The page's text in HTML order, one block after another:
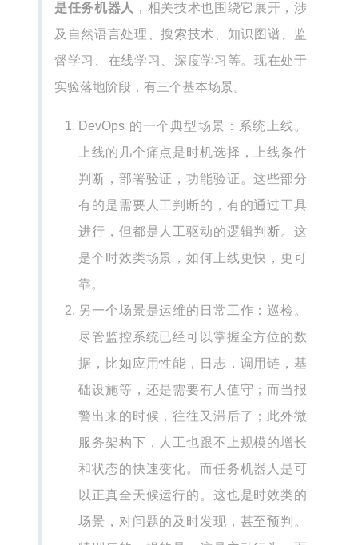
是任务机器人 ，相关技术也围绕它展开，涉
及自然语言处理、搜索技术、知识图谱、监
督学习、在线学习、深度学习等。现在处于
实验落地阶段，有三个基本场景。
DevOps 的一个典型场景：系统上线。
上线的几个痛点是时机选择，上线条件
判断，部署验证，功能验证。这些部分
有的是需要人工判断的，有的通过工具
进行，但都是人工驱动的逻辑判断。这
是个时效类场景，如何上线更快，更可
靠。
另一个场景是运维的日常工作：巡检。
尽管监控系统已经可以掌握全方位的数
据，比如应用性能，日志，调用链，基
础设施等，还是需要有人值守；而当报
警出来的时候，往往又滞后了；此外微
服务架构下，人工也跟不上规模的增长
和状态的快速变化。而任务机器人是可
以正真全天候运行的。这也是时效类的
场景，对问题的及时发现，甚至预判。